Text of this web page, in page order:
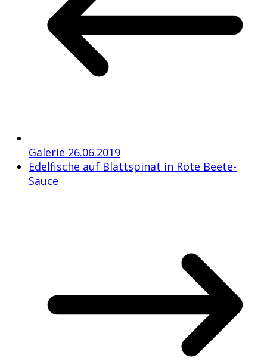
Galerie 26.06.2019
Edelfische auf Blattspinat in Rote Beete-
Sauce